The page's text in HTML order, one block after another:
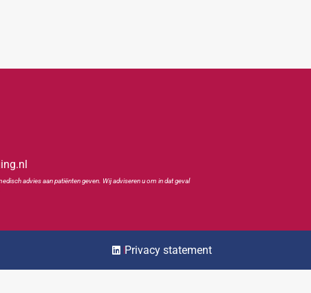
advies aan patiënten geven. Wij adviseren u om in dat geval
Privacy statement